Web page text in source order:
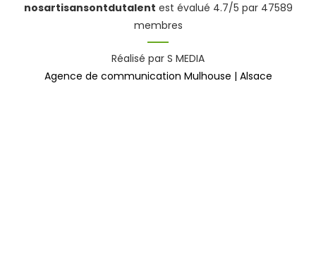
nosartisansontdutalent est évalué 4.7/5 par 47589
membres
Réalisé par S MEDIA
Agence de communication Mulhouse | Alsace